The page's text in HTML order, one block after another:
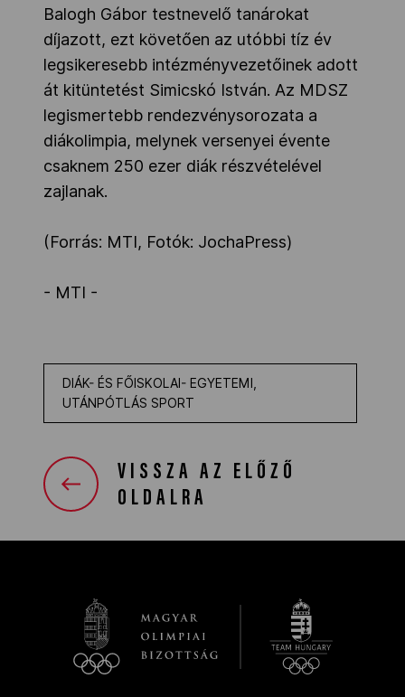
Balogh Gábor testnevelő tanárokat
díjazott, ezt követően az utóbbi tíz év
legsikeresebb intézményvezetőinek adott
át kitüntetést Simicskó István. Az MDSZ
legismertebb rendezvénysorozata a
diákolimpia, melynek versenyei évente
csaknem 250 ezer diák részvételével
zajlanak.
(Forrás: MTI, Fotók: JochaPress)
- MTI -
DIÁK- ÉS FŐISKOLAI- EGYETEMI,
UTÁNPÓTLÁS SPORT
VISSZA AZ ELŐZŐ
OLDALRA